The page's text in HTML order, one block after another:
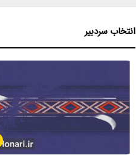
انتخاب سردبیر